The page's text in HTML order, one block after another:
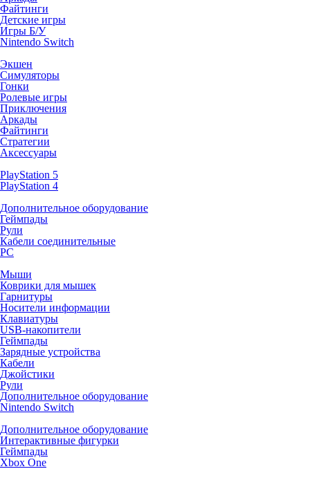
Файтинги
Детские игры
Игры Б/У
Nintendo Switch
Экшен
Симуляторы
Гонки
Ролевые игры
Приключения
Аркады
Файтинги
Стратегии
Аксессуары
PlayStation 5
PlayStation 4
Дополнительное оборудование
Геймпады
Рули
Кабели соединительные
PC
Мыши
Коврики для мышек
Гарнитуры
Носители информации
Клавиатуры
USB-накопители
Геймпады
Зарядные устройства
Кабели
Джойстики
Рули
Дополнительное оборудование
Nintendo Switch
Дополнительное оборудование
Интерактивные фигурки
Геймпады
Xbox One